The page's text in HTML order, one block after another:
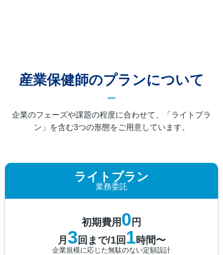
産業保健師のプランについて
企業のフェーズや課題の程度に合わせて、「ライトプラ
ン」を含む3つの形態をご用意しています。
ライトプラン
業務委託
初期費用0 円
月 3 回まで/1回 1時間〜
企業規模に応じた無駄のない定額設計